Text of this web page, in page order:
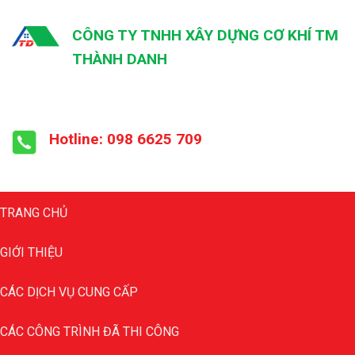
CÔNG TY TNHH XÂY DỰNG CƠ KHÍ TM
THÀNH DANH
Hotline: 098 6625 709
TRANG CHỦ
GIỚI THIỆU
CÁC DỊCH VỤ CUNG CẤP
CÁC CÔNG TRÌNH ĐÃ THI CÔNG